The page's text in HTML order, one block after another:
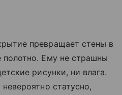
превращает стены в
полотно. Ему не страшны
рисунки, ни влага.
статусно,